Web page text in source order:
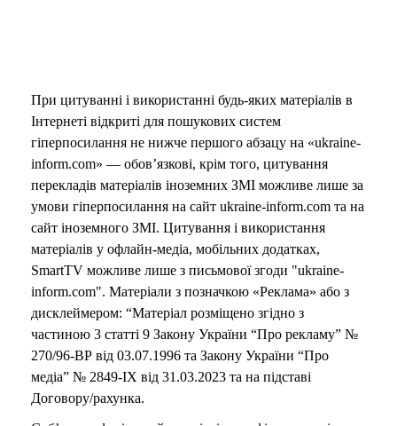
При цитуванні і використанні будь-яких матеріалів в
Інтернеті відкриті для пошукових систем
гіперпосилання не нижче першого абзацу на «ukraine-
inform.com» — обов’язкові, крім того, цитування
перекладів матеріалів іноземних ЗМІ можливе лише за
умови гіперпосилання на сайт ukraine-inform.com та на
сайт іноземного ЗМІ. Цитування і використання
матеріалів у офлайн-медіа, мобільних додатках,
SmartTV можливе лише з письмової згоди "ukraine-
inform.com". Матеріали з позначкою «Реклама» або з
дисклеймером: “Матеріал розміщено згідно з
частиною 3 статті 9 Закону України “Про рекламу” №
270/96-ВР від 03.07.1996 та Закону України “Про
медіа” № 2849-IX від 31.03.2023 та на підставі
Договору/рахунка.